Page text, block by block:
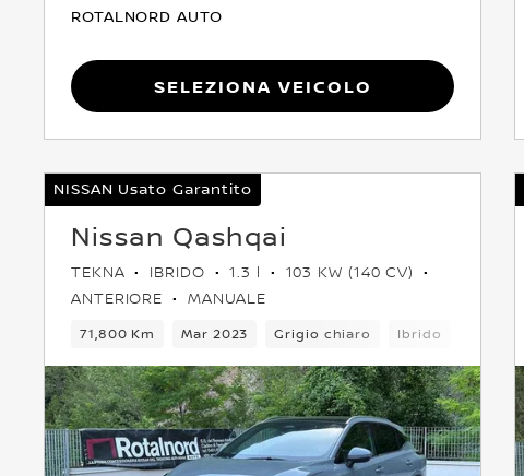
ROTALNORD AUTO
Seleziona Veicolo
NISSAN Usato Garantito
Nissan Qashqai
TEKNA IBRIDO 1.3 l
103 KW (140 CV)
ANTERIORE
MANUALE
71,800 Km Mar 2023 Grigio chiaro Ibrido